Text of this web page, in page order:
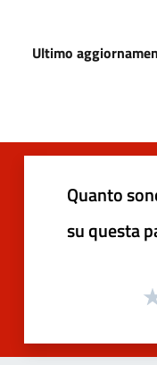
Ultimo
Quanto
su questa